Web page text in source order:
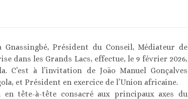
Président du Conseil, Médiateur de
dans les Grands Lacs, effectue, le 9 février 2026,
à l’invitation de João Manuel Gonçalves
et Président en exercice de l’Union africaine.
tête-à-tête consacré aux principaux axes du